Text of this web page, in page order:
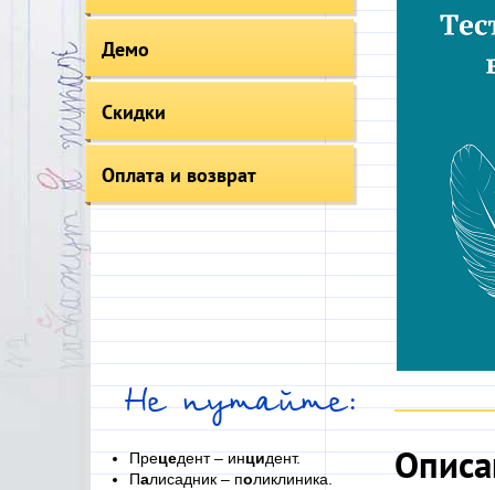
Демо
Скидки
Оплата и возврат
Не путайте:
Прецедент – инцидент.
Палисадник – поликлиника.